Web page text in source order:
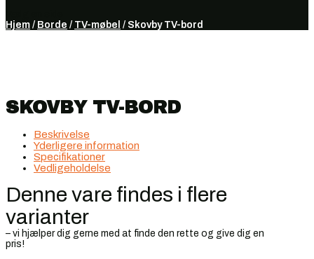
Hjem / Borde / TV-møbel / Skovby TV-bord
SKOVBY TV-BORD
Beskrivelse
Yderligere information
Specifikationer
Vedligeholdelse
Denne vare findes i flere
varianter
– vi hjælper dig gerne med at finde den rette og give dig en
pris!